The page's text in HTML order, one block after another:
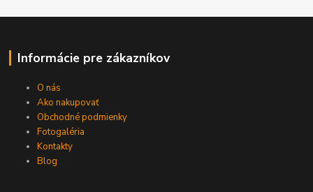
Informácie pre zákazníkov
O nás
Ako nakupovať
Obchodné podmienky
Fotogaléria
Kontakty
Blog